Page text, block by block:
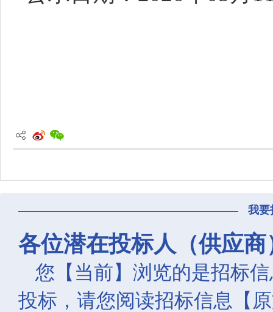
我要
各位潜在投标人（供应商
您【当前】浏览的是招标
投标，请您阅读招标信息【